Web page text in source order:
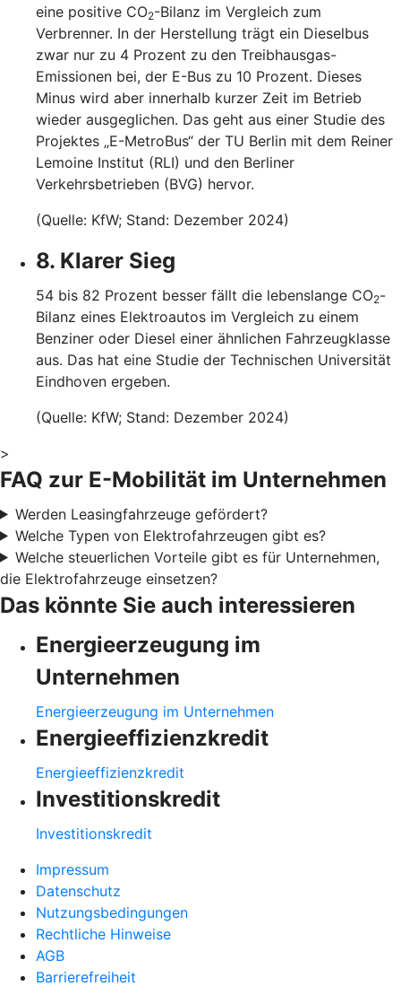
eine positive CO2-Bilanz im Vergleich zum
Verbrenner. In der Herstellung trägt ein Dieselbus
zwar nur zu 4 Prozent zu den Treibhausgas-
Emissionen bei, der E-Bus zu 10 Prozent. Dieses
Minus wird aber innerhalb kurzer Zeit im Betrieb
wieder ausgeglichen. Das geht aus einer Studie des
Projektes „E-MetroBus“ der TU Berlin mit dem Reiner
Lemoine Institut (RLI) und den Berliner
Verkehrsbetrieben (BVG) hervor.
(Quelle: KfW; Stand: Dezember 2024)
8. Klarer Sieg
54 bis 82 Prozent besser fällt die lebenslange CO2-
Bilanz eines Elektroautos im Vergleich zu einem
Benziner oder Diesel einer ähnlichen Fahrzeugklasse
aus. Das hat eine Studie der Technischen Universität
Eindhoven ergeben.
(Quelle: KfW; Stand: Dezember 2024)
>
FAQ zur E-Mobilität im Unternehmen
Werden Leasingfahrzeuge gefördert?
Welche Typen von Elektrofahrzeugen gibt es?
Welche steuerlichen Vorteile gibt es für Unternehmen,
die Elektrofahrzeuge einsetzen?
Das könnte Sie auch interessieren
Energieerzeugung im
Unternehmen
Energieerzeugung im Unternehmen
Energieeffizienzkredit
Energieeffizienzkredit
Investitionskredit
Investitionskredit
Impressum
Datenschutz
Nutzungsbedingungen
Rechtliche Hinweise
AGB
Barrierefreiheit